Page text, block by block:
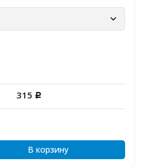
315 Р
В корзину